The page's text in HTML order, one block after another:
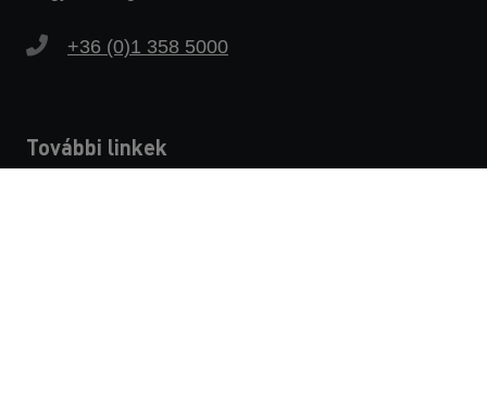
+36 (0)1 358 5000
További linkek